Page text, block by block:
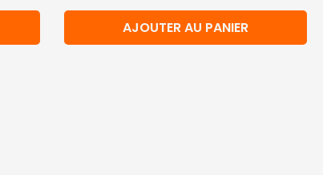
AJOUTER AU PANIER